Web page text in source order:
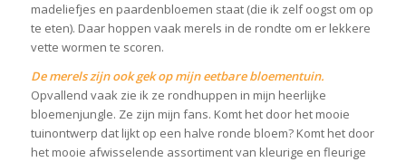
madeliefjes en paardenbloemen staat (die ik zelf oogst om op
te eten). Daar hoppen vaak merels in de rondte om er lekkere
vette wormen te scoren.
De merels zijn ook gek op mijn eetbare bloementuin.
Opvallend vaak zie ik ze rondhuppen in mijn heerlijke
bloemenjungle. Ze zijn mijn fans. Komt het door het mooie
tuinontwerp dat lijkt op een halve ronde bloem? Komt het door
het mooie afwisselende assortiment van kleurige en fleurige